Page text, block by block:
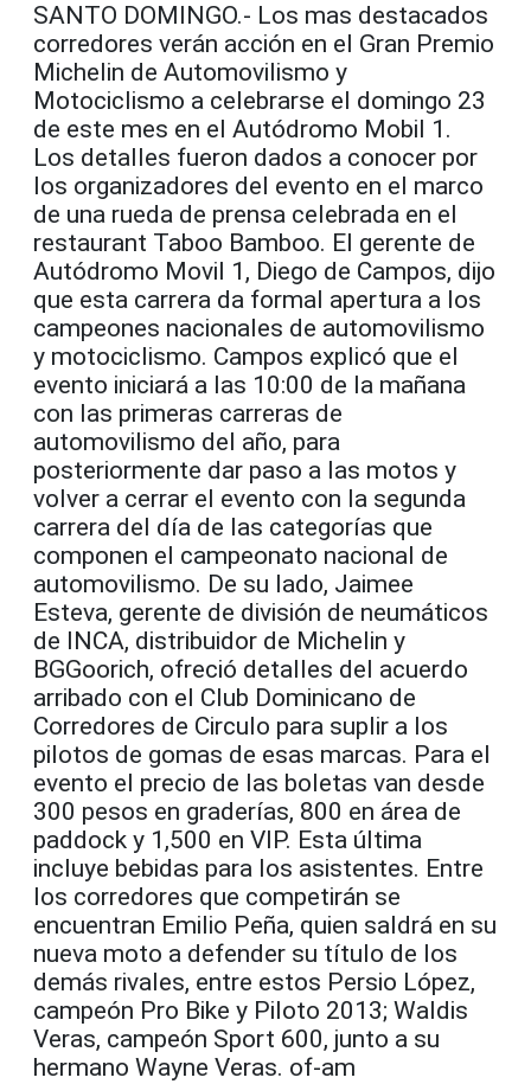
SANTO DOMINGO.- Los mas destacados
corredores verán acción en el Gran Premio
Michelin de Automovilismo y
Motociclismo a celebrarse el domingo 23
de este mes en el Autódromo Mobil 1.
Los detalles fueron dados a conocer por
los organizadores del evento en el marco
de una rueda de prensa celebrada en el
restaurant Taboo Bamboo. El gerente de
Autódromo Movil 1, Diego de Campos, dijo
que esta carrera da formal apertura a los
campeones nacionales de automovilismo
y motociclismo. Campos explicó que el
evento iniciará a las 10:00 de la mañana
con las primeras carreras de
automovilismo del año, para
posteriormente dar paso a las motos y
volver a cerrar el evento con la segunda
carrera del día de las categorías que
componen el campeonato nacional de
automovilismo. De su lado, Jaimee
Esteva, gerente de división de neumáticos
de INCA, distribuidor de Michelin y
BGGoorich, ofreció detalles del acuerdo
arribado con el Club Dominicano de
Corredores de Circulo para suplir a los
pilotos de gomas de esas marcas. Para el
evento el precio de las boletas van desde
300 pesos en graderías, 800 en área de
paddock y 1,500 en VIP. Esta última
incluye bebidas para los asistentes. Entre
los corredores que competirán se
encuentran Emilio Peña, quien saldrá en su
nueva moto a defender su título de los
demás rivales, entre estos Persio López,
campeón Pro Bike y Piloto 2013; Waldis
Veras, campeón Sport 600, junto a su
hermano Wayne Veras. of-am